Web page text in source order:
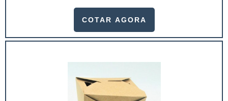
documentos de modo que eles não sejam danificados
resistênciaDependendo do material que os envelopes
transporte. Tudo vai de acordo com: O tamanho do
COTAR AGORA